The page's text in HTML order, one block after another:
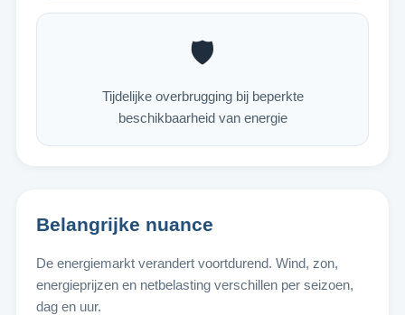
🛡️
Tijdelijke overbrugging bij beperkte
beschikbaarheid van energie
Belangrijke nuance
De energiemarkt verandert voortdurend. Wind, zon,
energieprijzen en netbelasting verschillen per seizoen,
dag en uur.